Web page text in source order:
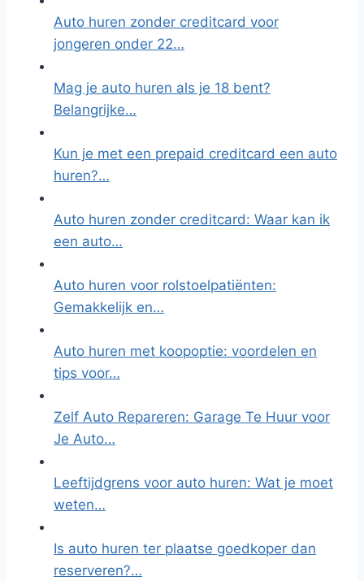
Auto huren zonder creditcard voor
jongeren onder 22…
Mag je auto huren als je 18 bent?
Belangrijke…
Kun je met een prepaid creditcard een auto
huren?…
Auto huren zonder creditcard: Waar kan ik
een auto…
Auto huren voor rolstoelpatiënten:
Gemakkelijk en…
Auto huren met koopoptie: voordelen en
tips voor…
Zelf Auto Repareren: Garage Te Huur voor
Je Auto…
Leeftijdgrens voor auto huren: Wat je moet
weten…
Is auto huren ter plaatse goedkoper dan
reserveren?…